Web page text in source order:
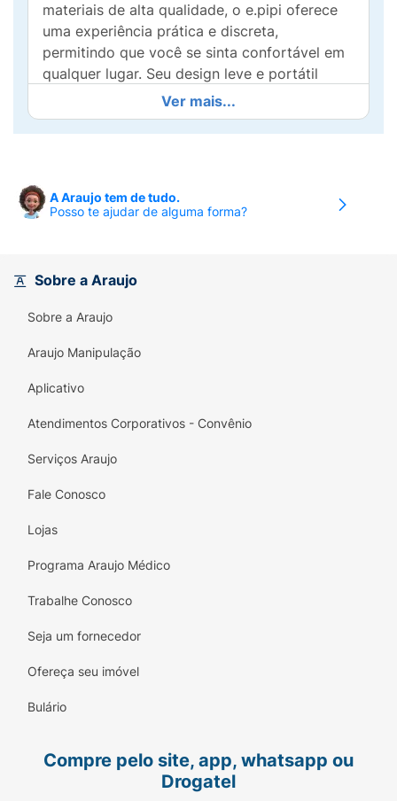
materiais de alta qualidade, o e.pipi oferece
uma experiência prática e discreta,
permitindo que você se sinta confortável em
qualquer lugar. Seu design leve e portátil
facilita o transporte, tornando-o um item
essencial no seu dia a dia.
privacidade. Basta usar e descartar,
contribuindo para uma experiência higiênica e
proporciona liberdade e autonomia para
e.pipi. Sinta-se livre para explorar o mundo
sem limitações! Adquira agora e descubra a
desejou.
Ver mais...
A Araujo tem de tudo.
Posso te ajudar de alguma forma?
Sobre a Araujo
Sobre a Araujo
Araujo Manipulação
Aplicativo
Atendimentos Corporativos - Convênio
Serviços Araujo
Fale Conosco
Lojas
Programa Araujo Médico
Trabalhe Conosco
Seja um fornecedor
Ofereça seu imóvel
Bulário
Compre pelo site, app, whatsapp ou
Drogatel